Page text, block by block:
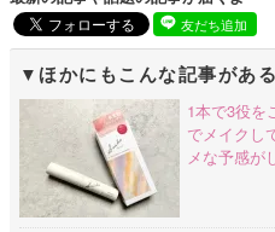
友だち追加
ほかにもこんな記事があ
1本で3役を
でメイクし
メな予感が